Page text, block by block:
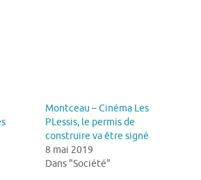
Montceau – Cinéma Les
PLessis, le permis de
construire va être signé
8 mai 2019
Dans "Société"